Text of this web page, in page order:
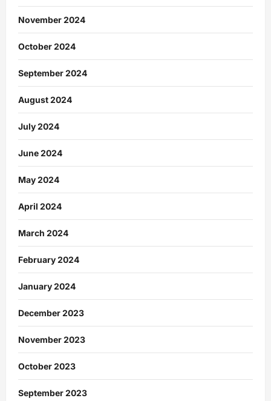
November 2024
October 2024
September 2024
August 2024
July 2024
June 2024
May 2024
April 2024
March 2024
February 2024
January 2024
December 2023
November 2023
October 2023
September 2023